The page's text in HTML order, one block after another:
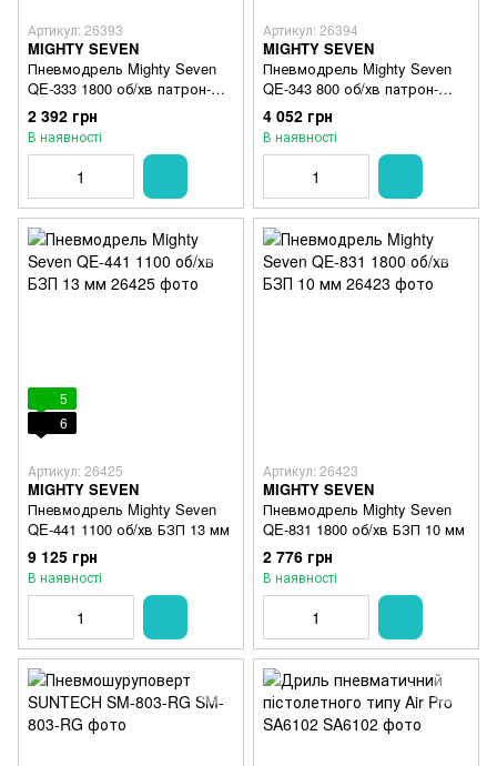
Артикул: 26393
MIGHTY SEVEN
Пневмодрель Mighty Seven
QE-333 1800 об/хв патрон-
цанга 10 мм
2 392 грн
В наявності
Артикул: 26394
MIGHTY SEVEN
Пневмодрель Mighty Seven
QE-343 800 об/хв патрон-
цанга 13 мм
4 052 грн
В наявності
5
6
Артикул: 26425
MIGHTY SEVEN
Пневмодрель Mighty Seven
QE-441 1100 об/хв БЗП 13 мм
9 125 грн
В наявності
Артикул: 26423
MIGHTY SEVEN
Пневмодрель Mighty Seven
QE-831 1800 об/хв БЗП 10 мм
2 776 грн
В наявності